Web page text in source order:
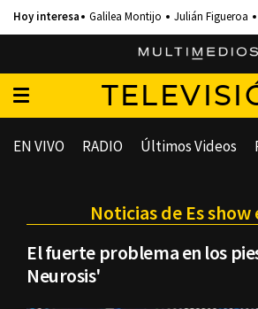
Galilea Montijo Julián Figueroa
EN VIVO RADIO Últimos Videos
Noticias de Es show
El fuerte problema en los
Neurosis'